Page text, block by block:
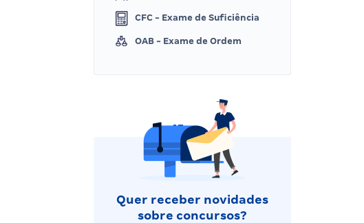
CFC - Exame de Suficiência
OAB - Exame de Ordem
Quer receber novidades
sobre concursos?